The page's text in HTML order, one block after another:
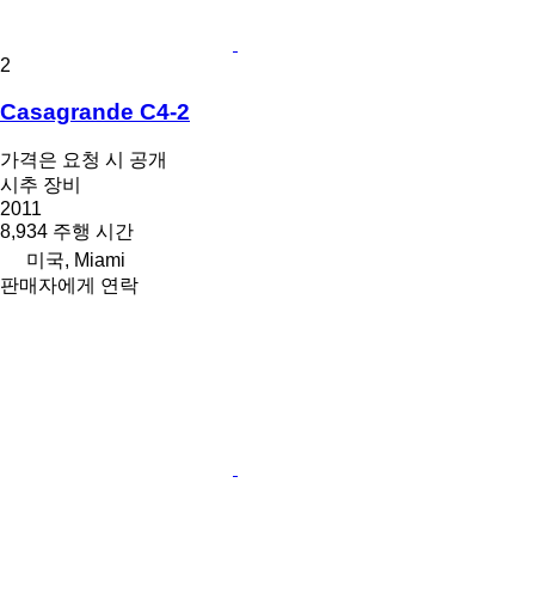
2
Casagrande C4-2
가격은 요청 시 공개
시추 장비
2011
8,934 주행 시간
미국, Miami
판매자에게 연락